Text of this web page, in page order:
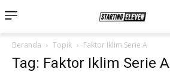
Beranda Topik Faktor Iklim Serie A
Tag: Faktor Iklim Serie A